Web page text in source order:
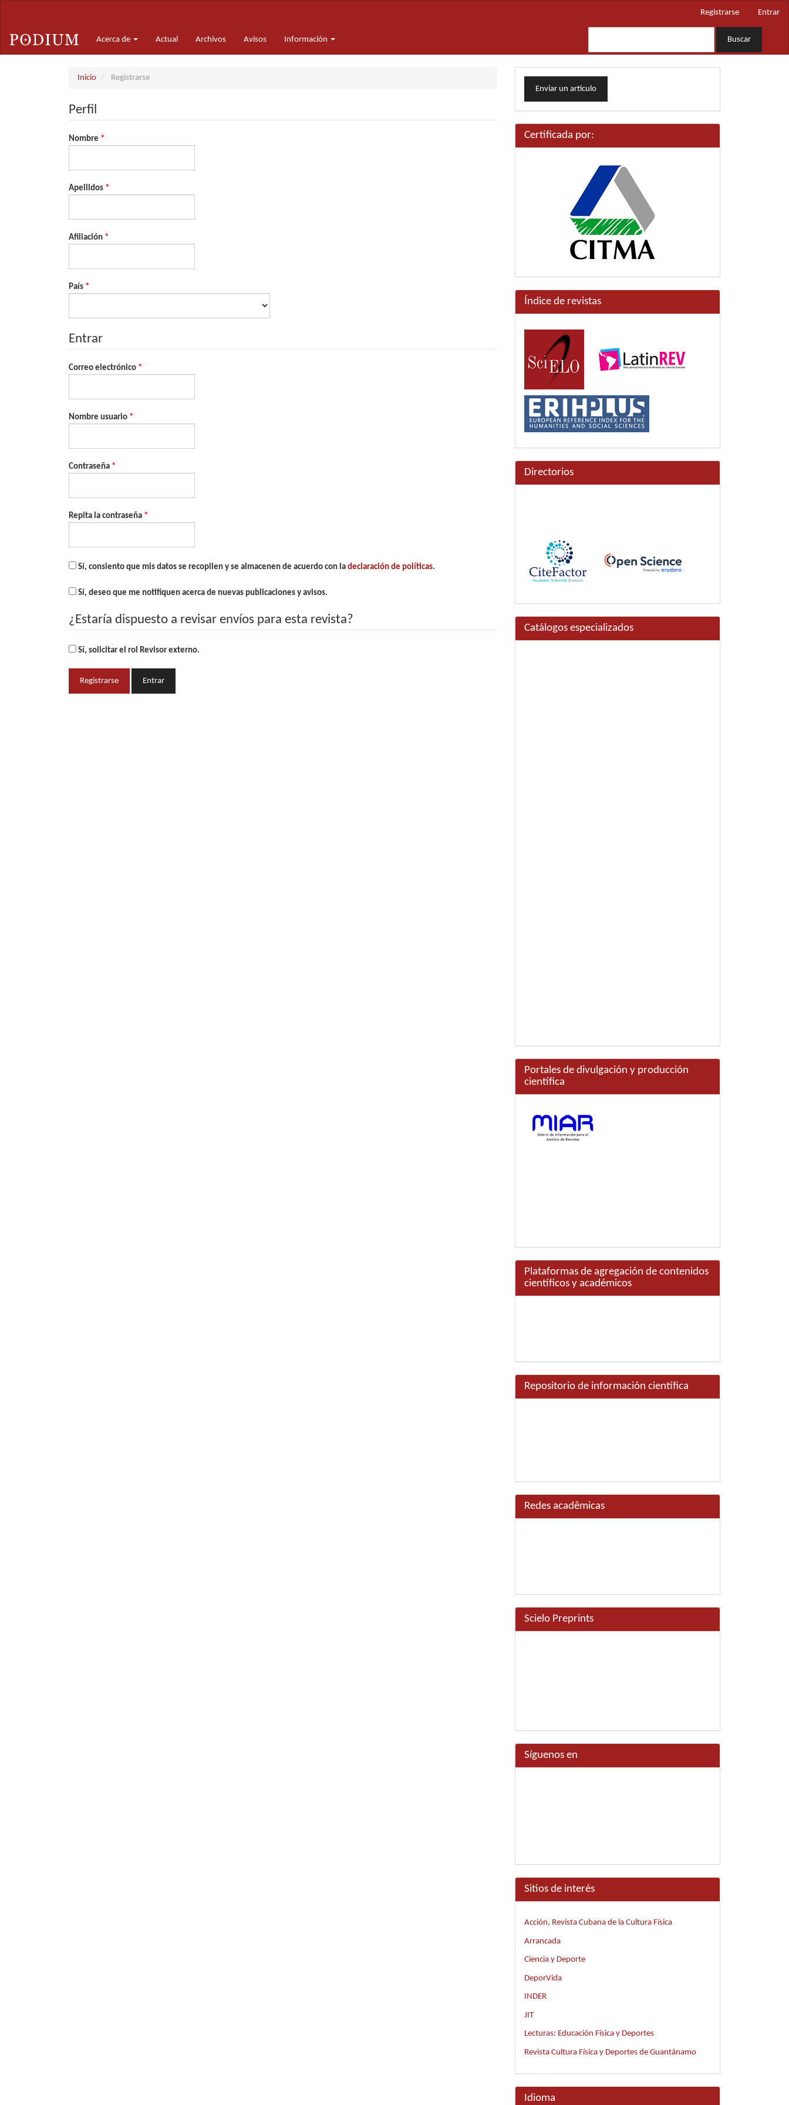
principal
Barra
Registrarse Entrar
Acerca de Actual Archivos Avisos Información Buscar
Inicio Registrarse
Perfil
Nombre *
Apellidos *
Afiliación *
País *
Entrar
Correo electrónico *
Nombre usuario *
Contraseña *
Repita la contraseña *
Sí, consiento que mis datos se recopilen y se almacenen de acuerdo con la declaración de políticas.
Sí, deseo que me notifiquen acerca de nuevas publicaciones y avisos.
¿Estaría dispuesto a revisar envíos para esta revista?
Sí, solicitar el rol Revisor externo.
Registrarse Entrar
Enviar
unEnviar un artículo
Certificada por:
Índice de revistas
Directorios
Catálogos especializados
Portales de divulgación y producción
científica
Plataformas de agregación de contenidos
científicos y académicos
Repositorio de información científica
Redes acadêmicas
Scielo Preprints
Síguenos en
Sitios de interés
Acción, Revista Cubana de la Cultura Física
Arrancada
Ciencia y Deporte
DeporVida
INDER
JIT
Lecturas: Educación Física y Deportes
Revista Cultura Física y Deportes de Guantánamo
Idioma